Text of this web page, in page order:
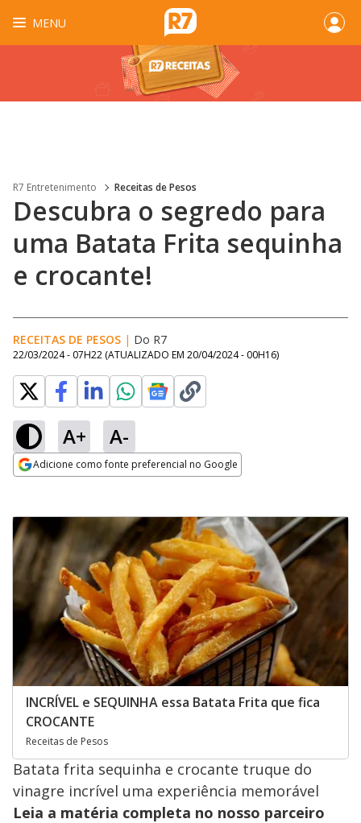
MENU
R7 Entretenimento Receitas de Pesos
Descubra o segredo para
uma Batata Frita sequinha
e crocante!
RECEITAS DE PESOS | Do R7
22/03/2024 - 07H22 (ATUALIZADO EM 20/04/2024 - 00H16)
A+ A-
Adicione como fonte preferencial no Google
INCRÍVEL e SEQUINHA essa Batata Frita que fica
CROCANTE
Receitas de Pesos
Batata frita sequinha e crocante truque do
vinagre incrível uma experiência memorável
Leia a matéria completa no nosso parceiro